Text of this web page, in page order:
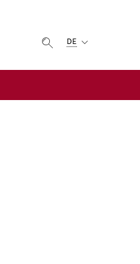
Suche einblenden
DE